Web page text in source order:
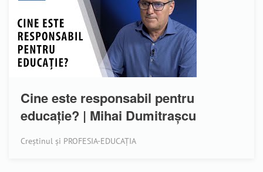
Cine este responsabil pentru
educație? | Mihai Dumitrașcu
Creștinul și PROFESIA-EDUCAȚIA